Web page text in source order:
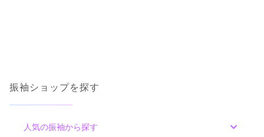
振袖ショップを探す
人気の振袖から探す